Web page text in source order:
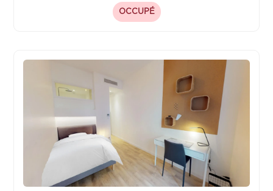
OCCUPÉ